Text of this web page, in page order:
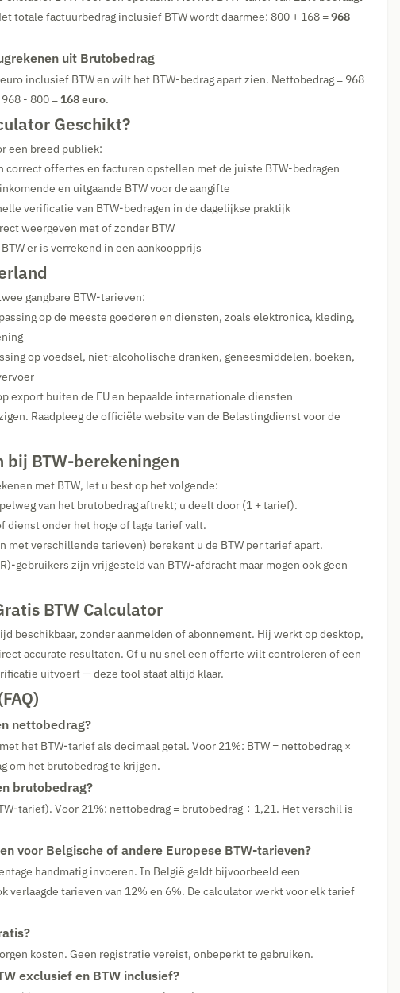
totale factuurbedrag inclusief BTW wordt daarmee: 800 + 168 =968
uit Brutobedrag
inclusief BTW en wilt het BTW-bedrag apart zien. Nettobedrag = 968
- 800 = 168 euro.
Geschikt?
een breed publiek:
correct offertes en facturen opstellen met de juiste BTW-bedragen
en uitgaande BTW voor de aangifte
verificatie van BTW-bedragen in de dagelijkse praktijk
weergeven met of zonder BTW
er is verrekend in een aankoopprijs
gangbare BTW-tarieven:
op de meeste goederen en diensten, zoals elektronica, kleding,
op voedsel, niet-alcoholische dranken, geneesmiddelen, boeken,
export buiten de EU en bepaalde internationale diensten
Raadpleeg de officiële website van de Belastingdienst voor de
bij BTW-berekeningen
met BTW, let u best op het volgende:
van het brutobedrag aftrekt; u deelt door (1 + tarief).
dienst onder het hoge of lage tarief valt.
met verschillende tarieven) berekent u de BTW per tarief apart.
gebruikers zijn vrijgesteld van BTW-afdracht maar mogen ook geen
BTW Calculator
beschikbaar, zonder aanmelden of abonnement. Hij werkt op desktop,
accurate resultaten. Of u nu snel een offerte wilt controleren of een
uitvoert — deze tool staat altijd klaar.
nettobedrag?
het BTW-tarief als decimaal getal. Voor 21%: BTW = nettobedrag ×
om het brutobedrag te krijgen.
brutobedrag?
tarief). Voor 21%: nettobedrag = brutobedrag ÷ 1,21. Het verschil is
voor Belgische of andere Europese BTW-tarieven?
handmatig invoeren. In België geldt bijvoorbeeld een
verlaagde tarieven van 12% en 6%. De calculator werkt voor elk tarief
kosten. Geen registratie vereist, onbeperkt te gebruiken.
exclusief en BTW inclusief?